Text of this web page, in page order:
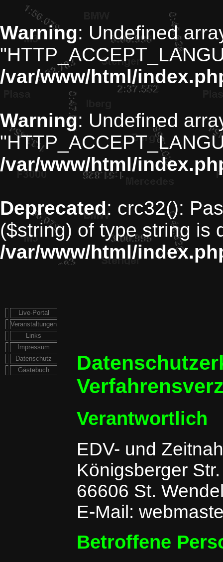
Warning: Undefined
/var/www/html/
Warning: Undefined
/var/www/html/
Deprecated: crc32():
($string) of type string is
/var/www/html/
Live-Portal
Veranstaltungen
Links
Impressum
Datenschutz
Gästebuch
Verantwortlich
EDV- und
Königsberger
66606 St.
E-Mail:
Betroffene